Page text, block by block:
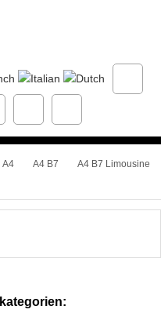
A4 A4 B7
A4 B7 Limousine